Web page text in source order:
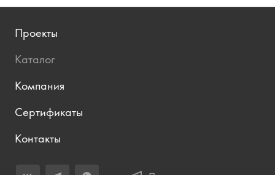
Проекты
Каталог
Компания
Сертификаты
Контакты